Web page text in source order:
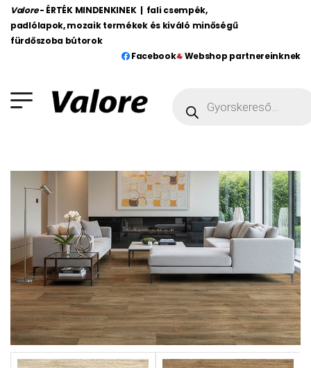
Valore - ÉRTÉK MINDENKINEK | fali csempék,
padlólapok, mozaik termékek és kiváló minőségű
fürdőszoba bútorok
Facebook
Webshop partnereinknek